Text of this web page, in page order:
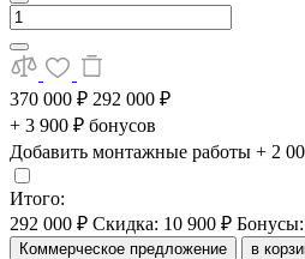
370 000 ₽ 292 000 ₽
+ 3 900 ₽ бонусов
Добавить монтажные работы + 2
Итого:
292 000 ₽ Скидка: 10 900 ₽
Коммерческое предложение в